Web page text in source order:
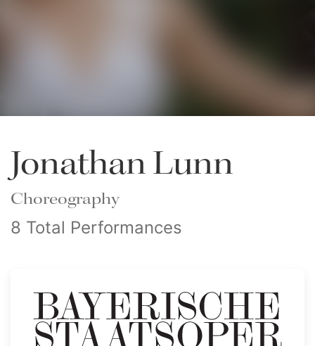
Jonathan Lunn
Choreography
8 Total Performances